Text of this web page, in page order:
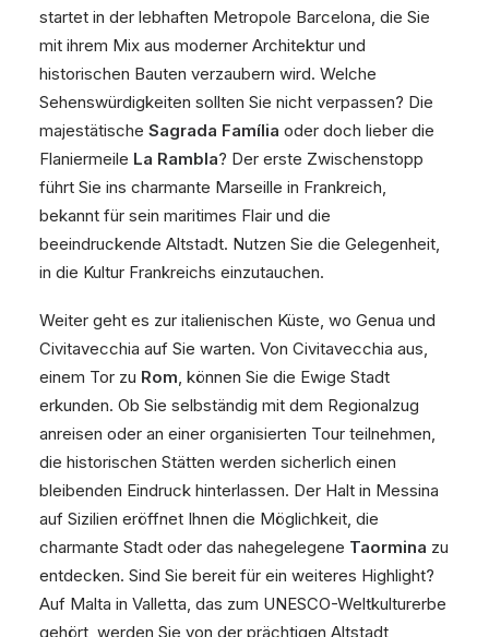
startet in der lebhaften Metropole Barcelona, die Sie
mit ihrem Mix aus moderner Architektur und
historischen Bauten verzaubern wird. Welche
Sehenswürdigkeiten sollten Sie nicht verpassen? Die
majestätische Sagrada Família oder doch lieber die
Flaniermeile La Rambla? Der erste Zwischenstopp
führt Sie ins charmante Marseille in Frankreich,
bekannt für sein maritimes Flair und die
beeindruckende Altstadt. Nutzen Sie die Gelegenheit,
in die Kultur Frankreichs einzutauchen.
Weiter geht es zur italienischen Küste, wo Genua und
Civitavecchia auf Sie warten. Von Civitavecchia aus,
einem Tor zu Rom, können Sie die Ewige Stadt
erkunden. Ob Sie selbständig mit dem Regionalzug
anreisen oder an einer organisierten Tour teilnehmen,
die historischen Stätten werden sicherlich einen
bleibenden Eindruck hinterlassen. Der Halt in Messina
auf Sizilien eröffnet Ihnen die Möglichkeit, die
charmante Stadt oder das nahegelegene Taormina zu
entdecken. Sind Sie bereit für ein weiteres Highlight?
Auf Malta in Valletta, das zum UNESCO-Weltkulturerbe
gehört, werden Sie von der prächtigen Altstadt